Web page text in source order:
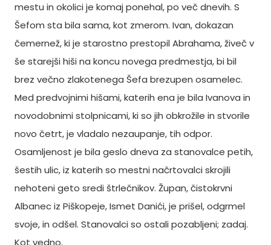
mestu in okolici je komaj ponehal, po več dnevih. S
Šefom sta bila sama, kot zmerom. Ivan, dokazan
čemernež, ki je starostno prestopil Abrahama, živeč v
še starejši hiši na koncu novega predmestja, bi bil
brez večno zlakotenega Šefa brezupen osamelec.
Med predvojnimi hišami, katerih ena je bila Ivanova in
novodobnimi stolpnicami, ki so jih obkrožile in stvorile
novo četrt, je vladalo nezaupanje, tih odpor.
Osamljenost je bila geslo dneva za stanovalce petih,
šestih ulic, iz katerih so mestni načrtovalci skrojili
nehoteni geto sredi štrlečnikov. Župan, čistokrvni
Albanec iz Piškopeje, Ismet Danići, je prišel, odgrmel
svoje, in odšel. Stanovalci so ostali pozabljeni; zadaj.
Kot vedno.